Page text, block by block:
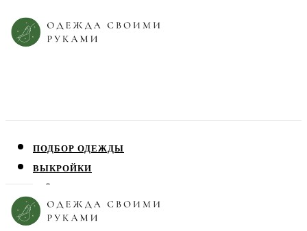
ПОДБОР ОДЕЖДЫ
ВЫКРОЙКИ
ЮБКИ